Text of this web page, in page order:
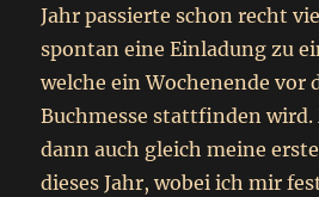
Jahr passierte schon recht
spontan eine Einladung zu
welche ein Wochenende vor
Buchmesse stattfinden
dann auch gleich meine
dieses Jahr, wobei ich mir